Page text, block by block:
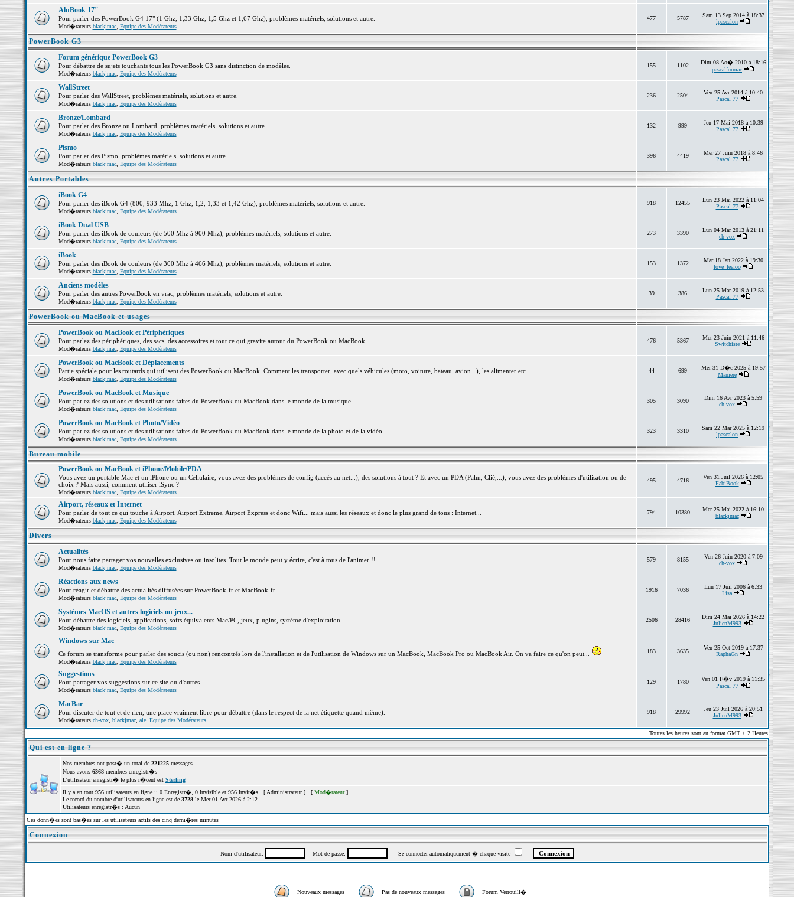
AluBook 17"
Pour parler des PowerBook G4 17" (1 Ghz, 1,33 Ghz, 1,5 Ghz et 1,67 Ghz), problèmes matériels, solutions et autre.
Mod�rateurs blackjmac, Equipe des Modérateurs
477 5787
Sam 13 Sep 2014 à 18:37
lpascalon
PowerBook G3
Forum générique PowerBook G3
Pour débattre de sujets touchants tous les PowerBook G3 sans distinction de modèles.
Mod�rateurs blackjmac, Equipe des Modérateurs
155 1102
Dim 08 Ao� 2010 à 18:16
pascalformac
WallStreet
Pour parler des WallStreet, problèmes matériels, solutions et autre.
Mod�rateurs blackjmac, Equipe des Modérateurs
236 2504
Ven 25 Avr 2014 à 10:40
Pascal 77
Bronze/Lombard
Pour parler des Bronze ou Lombard, problèmes matériels, solutions et autre.
Mod�rateurs blackjmac, Equipe des Modérateurs
132 999
Jeu 17 Mai 2018 à 10:39
Pascal 77
Pismo
Pour parler des Pismo, problèmes matériels, solutions et autre.
Mod�rateurs blackjmac, Equipe des Modérateurs
396 4419
Mer 27 Juin 2018 à 8:46
Pascal 77
Autres Portables
iBook G4
Pour parler des iBook G4 (800, 933 Mhz, 1 Ghz, 1,2, 1,33 et 1,42 Ghz), problèmes matériels, solutions et autre.
Mod�rateurs blackjmac, Equipe des Modérateurs
918 12455
Lun 23 Mai 2022 à 11:04
Pascal 77
iBook Dual USB
Pour parler des iBook de couleurs (de 500 Mhz à 900 Mhz), problèmes matériels, solutions et autre.
Mod�rateurs blackjmac, Equipe des Modérateurs
273 3390
Lun 04 Mar 2013 à 21:11
ch-vox
iBook
Pour parler des iBook de couleurs (de 300 Mhz à 466 Mhz), problèmes matériels, solutions et autre.
Mod�rateurs blackjmac, Equipe des Modérateurs
153 1372
Mar 18 Jan 2022 à 19:30
love_leeloo
Anciens modèles
Pour parler des autres PowerBook en vrac, problèmes matériels, solutions et autre.
Mod�rateurs blackjmac, Equipe des Modérateurs
39 386
Lun 25 Mar 2019 à 12:53
Pascal 77
PowerBook ou MacBook et usages
PowerBook ou MacBook et Périphériques
Pour parlez des périphériques, des sacs, des accessoires et tout ce qui gravite autour du PowerBook ou MacBook...
Mod�rateurs blackjmac, Equipe des Modérateurs
476 5367
Mer 23 Juin 2021 à 11:46
Switchiste
PowerBook ou MacBook et Déplacements
Partie spéciale pour les routards qui utilisent des PowerBook ou MacBook. Comment les transporter, avec quels véhicules (moto, voiture, bateau, avion...), les alimenter etc...
Mod�rateurs blackjmac, Equipe des Modérateurs
44 699
Mer 31 D�c 2025 à 19:57
Maniere
PowerBook ou MacBook et Musique
Pour parlez des solutions et des utilisations faites du PowerBook ou MacBook dans le monde de la musique.
Mod�rateurs blackjmac, Equipe des Modérateurs
305 3090
Dim 16 Avr 2023 à 5:59
ch-vox
PowerBook ou MacBook et Photo/Vidéo
Pour parlez des solutions et des utilisations faites du PowerBook ou MacBook dans le monde de la photo et de la vidéo.
Mod�rateurs blackjmac, Equipe des Modérateurs
323 3310
Sam 22 Mar 2025 à 12:19
lpascalon
Bureau mobile
PowerBook ou MacBook et iPhone/Mobile/PDA
Vous avez un portable Mac et un iPhone ou un Cellulaire, vous avez des problèmes de config (accès au net...), des solutions à tout ? Et avec un PDA (Palm, Clié,...), vous avez des problèmes d'utilisation ou de
choix ? Mais aussi, comment utiliser iSync ?
Mod�rateurs blackjmac, Equipe des Modérateurs
495 4716
Ven 31 Juil 2026 à 12:05
FabiBook
Airport, réseaux et Internet
Pour parler de tout ce qui touche à Airport, Airport Extreme, Airport Express et donc Wifi... mais aussi les réseaux et donc le plus grand de tous : Internet...
Mod�rateurs blackjmac, Equipe des Modérateurs
794 10380
Mer 25 Mai 2022 à 16:10
blackjmac
Divers
Actualités
Pour nous faire partager vos nouvelles exclusives ou insolites. Tout le monde peut y écrire, c'est à tous de l'animer !!
Mod�rateurs blackjmac, Equipe des Modérateurs
579 8155
Ven 26 Juin 2020 à 7:09
ch-vox
Réactions aux news
Pour réagir et débattre des actualités diffusées sur PowerBook-fr et MacBook-fr.
Mod�rateurs blackjmac, Equipe des Modérateurs
1916 7036
Lun 17 Juil 2006 à 6:33
Lisa
Systèmes MacOS et autres logiciels ou jeux...
Pour débattre des logiciels, applications, softs équivalents Mac/PC, jeux, plugins, système d'exploitation...
Mod�rateurs blackjmac, Equipe des Modérateurs
2506 28416
Dim 24 Mai 2026 à 14:22
JulienM993
Windows sur Mac
Ce forum se transforme pour parler des soucis (ou non) rencontrés lors de l'installation et de l'utilisation de Windows sur un MacBook, MacBook Pro ou MacBook Air. On va faire ce qu'on peut...
Mod�rateurs blackjmac, Equipe des Modérateurs
183 3635
Ven 25 Oct 2019 à 17:37
RaphaGn
Suggestions
Pour partager vos suggestions sur ce site ou d'autres.
Mod�rateurs blackjmac, Equipe des Modérateurs
129 1780
Ven 01 F�v 2019 à 11:35
Pascal 77
MacBar
Pour discuter de tout et de rien, une place vraiment libre pour débattre (dans le respect de la net étiquette quand même).
Mod�rateurs ch-vox, blackjmac, ale, Equipe des Modérateurs
918 29992
Jeu 23 Juil 2026 à 20:51
JulienM993
Toutes les heures sont au format GMT + 2 Heures
Qui est en ligne ?
Nos membres ont post� un total de 221225messages
Nous avons 6368membres enregistr�s
L'utilisateur enregistr� le plus r�cent est Sterling
Il y a en tout 956utilisateurs en ligne :: 0 Enregistr�, 0 Invisible et 956 Invit�s [ Administrateur] [ Mod�rateur]
Le record du nombre d'utilisateurs en ligne est de 3728le Mer 01 Avr 2026 à 2:12
Utilisateurs enregistr�s : Aucun
Ces donn�es sont bas�es sur les utilisateurs actifs des cinq derni�res minutes
Connexion
Nom d'utilisateur: Mot de passe: Se connecter automatiquement � chaque visite
Nouveaux messages Pas de nouveaux messages Forum Verrouill�